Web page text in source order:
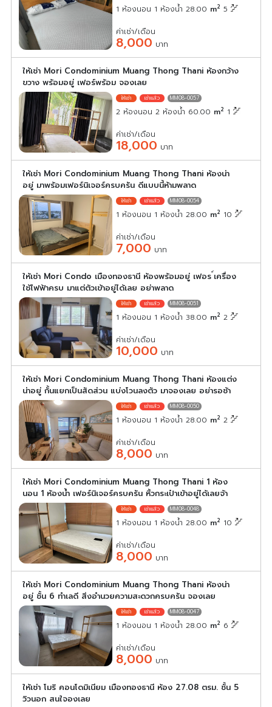
1 ห้องนอน 1 ห้องน้ำ 28.00 m2 5
ค่าเช่า/เดือน
8,000 บาท
ให้เช่า Mori Condominium Muang Thong Thani ห้องกว้าง
ขวาง พร้อมอยู่ เฟอร์พร้อม จองเลย
MM08-0057
2 ห้องนอน 2 ห้องน้ำ 60.00 m2 1
ค่าเช่า/เดือน
18,000 บาท
ให้เช่า Mori Condominium Muang Thong Thani ห้องน่า
อยู่ มาพร้อมเฟอร์นิเจอร์ครบครัน ดีแบบนี้ห้ามพลาด
MM08-0054
1 ห้องนอน 1 ห้องน้ำ 28.00 m2 10
ค่าเช่า/เดือน
7,000 บาท
ให้เช่า Mori Condo เมืองทองธานี ห้องพร้อมอยู่ เฟอร ์เครื่อง
ใช้ไฟฟ้าครบ มาแต่ตัวเข้าอยู่ได้เลย อย่าพลาด
MM08-0051
1 ห้องนอน 1 ห้องน้ำ 38.00 m2 2
ค่าเช่า/เดือน
10,000 บาท
ให้เช่า Mori Condominium Muang Thong Thani ห้องแต่ง
น่าอยู่ กั้นแยกเป็นสัดส่วน แบ่งโวนลงตัว มาจองเลย อย่ารอช้า
MM08-0050
1 ห้องนอน 1 ห้องน้ำ 28.00 m2 2
ค่าเช่า/เดือน
8,000 บาท
ให้เช่า Mori Condominium Muang Thong Thani 1 ห้อง
นอน 1 ห้องน้ำ เฟอร์นิเจอร์ครบครัน หิ้วกระเป๋าเข้าอยู่ได้เลยจ้า
MM08-0048
1 ห้องนอน 1 ห้องน้ำ 28.00 m2 10
ค่าเช่า/เดือน
8,000 บาท
ให้เช่า Mori Condominium Muang Thong Thani ห้องน่า
อยู่ ชั้น 6 ทำเลดี สิ่งอำนวยความสะดวกครบครัน จองเลย
MM08-0047
1 ห้องนอน 1 ห้องน้ำ 28.00 m2 6
ค่าเช่า/เดือน
8,000 บาท
ให้เช่า โมริ คอนโดมิเนียม เมืองทองธานี ห้อง 27.08 ตรม. ชั้น 5
วิวนอก สนใจองเลย